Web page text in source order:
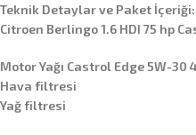
Teknik Detaylar ve Paket İçeriği:
Citroen Berlingo 1.6 HDI 75 hp
Motor Yağı Castrol Edge 5W-30
Hava filtresi
Yağ filtresi